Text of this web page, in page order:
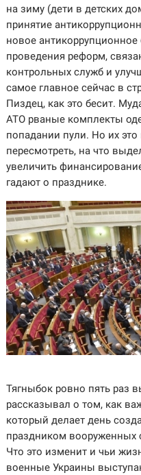
на зиму (дети в детских
принятие
новое
проведения реформ,
контрольных служб и
самое главное сейчас в
Пиздец, как это бесит.
АТО рваные комплекты
попадании пули. Но их это
пересмотреть, на что
увеличить
гадают о празднике.
Тягныбок ровно пять раз
рассказывал о том, как
который делает день
праздником вооруженных
Что это изменит и чьи
военные Украины